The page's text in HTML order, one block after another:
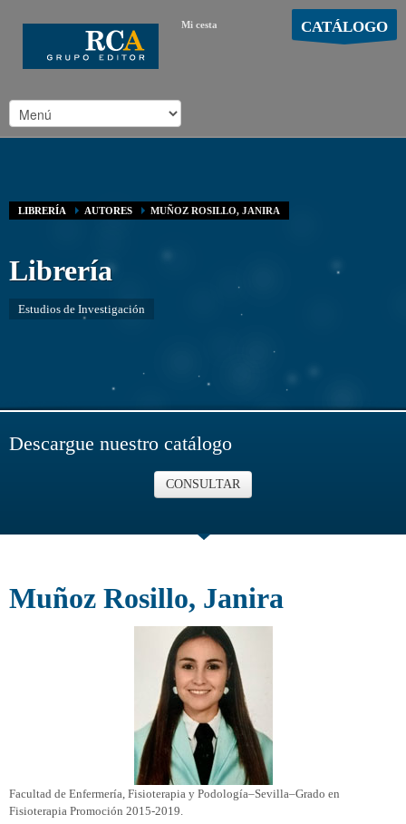
Mi cesta CATÁLOGO
LIBRERÍA AUTORES MUÑOZ ROSILLO, JANIRA
Librería
Estudios de Investigación
Descargue nuestro catálogo
CONSULTAR
Muñoz Rosillo, Janira
Facultad de Enfermería, Fisioterapia y Podología–Sevilla–Grado en
Fisioterapia Promoción 2015-2019.